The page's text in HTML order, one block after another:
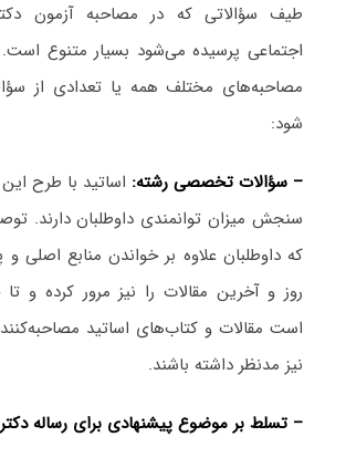
طیف سؤالاتی که در مصاحبه آزمون
اجتماعی پرسیده می‌شود بسیار متنوع
مصاحبه‌های مختلف همه یا تعدادی از
شود:
– سؤالات تخصصی رشته: اساتید با طرح
سنجش میزان توانمندی داوطلبان دارند.
که داوطلبان علاوه بر خواندن منابع اصلی و
روز و آخرین مقالات را نیز مرور کرده و
است مقالات و کتاب‌های اساتید
نیز مدنظر داشته باشند.
– تسلط بر موضوع پیشنهادی برای رساله